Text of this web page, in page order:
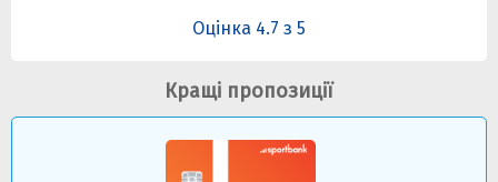
Оцінка 4.7 з 5
Кращі пропозиції